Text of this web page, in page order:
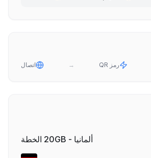
رمز QR → اتصال
ألمانيا - 20GB الخطة